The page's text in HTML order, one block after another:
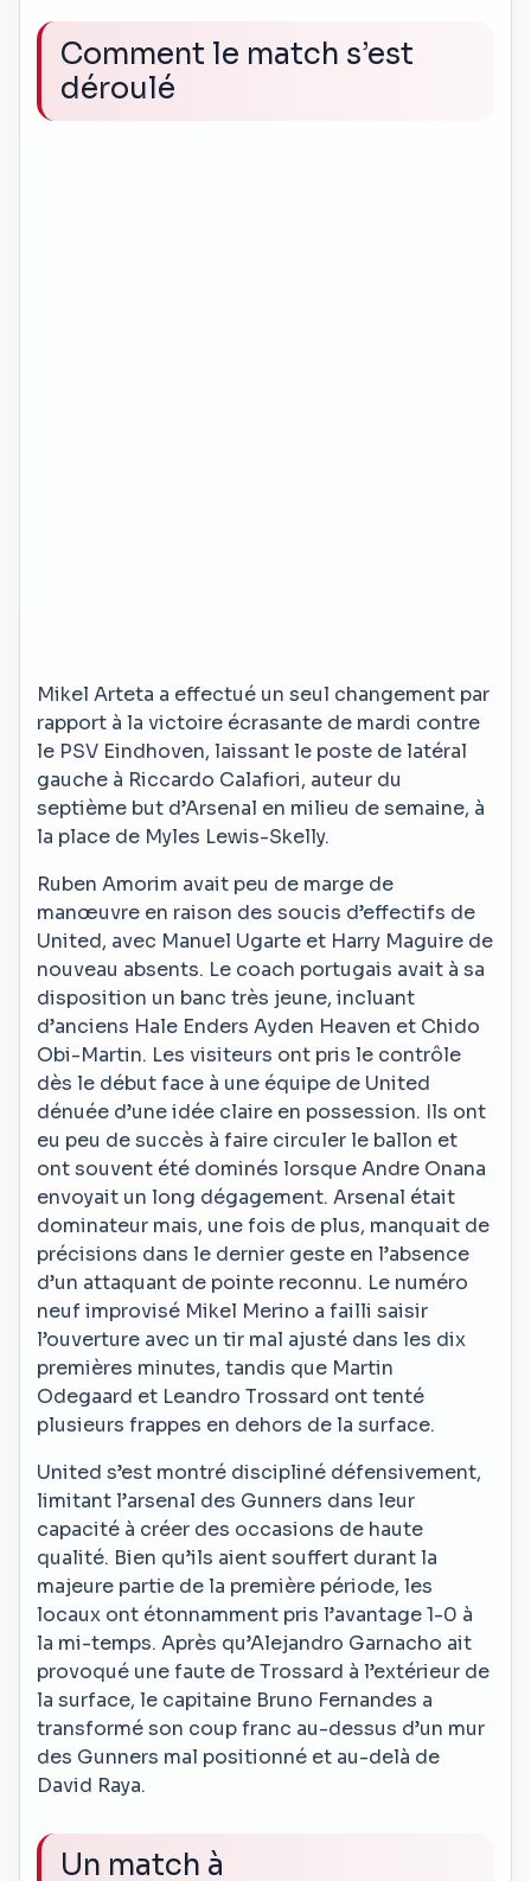
Comment le match s’est
déroulé
Mikel Arteta a effectué un seul changement par
rapport à la victoire écrasante de mardi contre
le PSV Eindhoven, laissant le poste de latéral
gauche à Riccardo Calafiori, auteur du
septième but d’Arsenal en milieu de semaine, à
la place de Myles Lewis-Skelly.
Ruben Amorim avait peu de marge de
manœuvre en raison des soucis d’effectifs de
United, avec Manuel Ugarte et Harry Maguire de
nouveau absents. Le coach portugais avait à sa
disposition un banc très jeune, incluant
d’anciens Hale Enders Ayden Heaven et Chido
Obi-Martin. Les visiteurs ont pris le contrôle
dès le début face à une équipe de United
dénuée d’une idée claire en possession. Ils ont
eu peu de succès à faire circuler le ballon et
ont souvent été dominés lorsque Andre Onana
envoyait un long dégagement. Arsenal était
dominateur mais, une fois de plus, manquait de
précisions dans le dernier geste en l’absence
d’un attaquant de pointe reconnu. Le numéro
neuf improvisé Mikel Merino a failli saisir
l’ouverture avec un tir mal ajusté dans les dix
premières minutes, tandis que Martin
Odegaard et Leandro Trossard ont tenté
plusieurs frappes en dehors de la surface.
United s’est montré discipliné défensivement,
limitant l’arsenal des Gunners dans leur
capacité à créer des occasions de haute
qualité. Bien qu’ils aient souffert durant la
majeure partie de la première période, les
locaux ont étonnamment pris l’avantage 1-0 à
la mi-temps. Après qu’Alejandro Garnacho ait
provoqué une faute de Trossard à l’extérieur de
la surface, le capitaine Bruno Fernandes a
transformé son coup franc au-dessus d’un mur
des Gunners mal positionné et au-delà de
David Raya.
Un match à